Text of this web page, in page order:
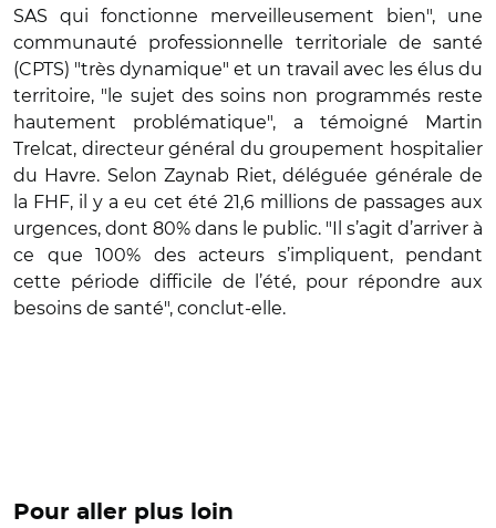
SAS qui fonctionne merveilleusement bien", une
communauté professionnelle territoriale de santé
(CPTS) "très dynamique" et un travail avec les élus du
territoire, "le sujet des soins non programmés reste
hautement problématique", a témoigné Martin
Trelcat, directeur général du groupement hospitalier
du Havre. Selon Zaynab Riet, déléguée générale de
la FHF, il y a eu cet été 21,6 millions de passages aux
urgences, dont 80% dans le public. "Il s’agit d’arriver à
ce que 100% des acteurs s’impliquent, pendant
cette période difficile de l’été, pour répondre aux
besoins de santé", conclut-elle.
Pour aller plus loin